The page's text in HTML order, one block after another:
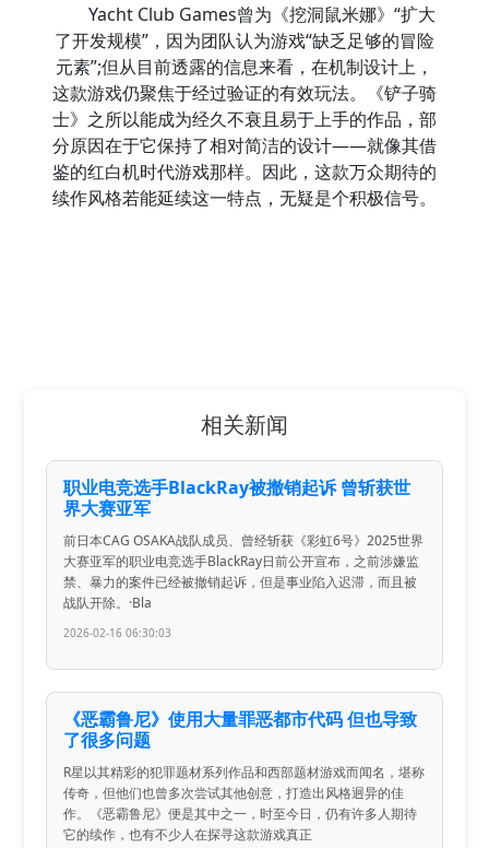
Yacht Club Games曾为《挖洞鼠米娜》“扩大
了开发规模”，因为团队认为游戏“缺乏足够的冒险
元素”;但从目前透露的信息来看，在机制设计上，
这款游戏仍聚焦于经过验证的有效玩法。《铲子骑
士》之所以能成为经久不衰且易于上手的作品，部
分原因在于它保持了相对简洁的设计——就像其借
鉴的红白机时代游戏那样。因此，这款万众期待的
续作风格若能延续这一特点，无疑是个积极信号。
相关新闻
职业电竞选手BlackRay被撤销起诉 曾斩获世
界大赛亚军
前日本CAG OSAKA战队成员、曾经斩获《彩虹6号》2025世界
大赛亚军的职业电竞选手BlackRay日前公开宣布，之前涉嫌监
禁、暴力的案件已经被撤销起诉，但是事业陷入迟滞，而且被
战队开除。·Bla
2026-02-16 06:30:03
《恶霸鲁尼》使用大量罪恶都市代码 但也导致
了很多问题
R星以其精彩的犯罪题材系列作品和西部题材游戏而闻名，堪称
传奇，但他们也曾多次尝试其他创意，打造出风格迥异的佳
作。《恶霸鲁尼》便是其中之一，时至今日，仍有许多人期待
它的续作，也有不少人在探寻这款游戏真正